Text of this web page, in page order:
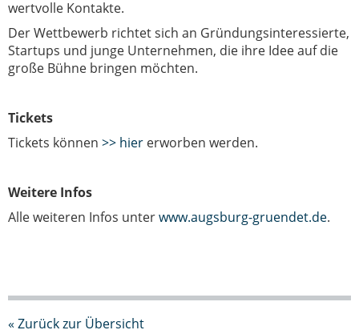
wertvolle Kontakte.
Der Wettbewerb richtet sich an Gründungsinteressierte,
Startups und junge Unternehmen, die ihre Idee auf die
große Bühne bringen möchten.
Tickets
Tickets können >> hier erworben werden.
Weitere Infos
Alle weiteren Infos unterwww.augsburg-gruendet.de.
« Zurück zur Übersicht